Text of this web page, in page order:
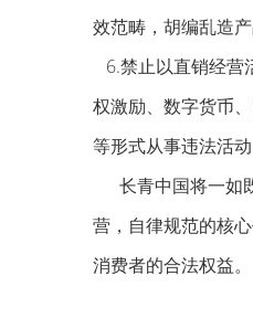
效范畴，胡编乱造
6.禁止以直销经营
权激励、数字货币
等形式从事违法活动
长青中国将一如
营，自律规范的核
消费者的合法权益。